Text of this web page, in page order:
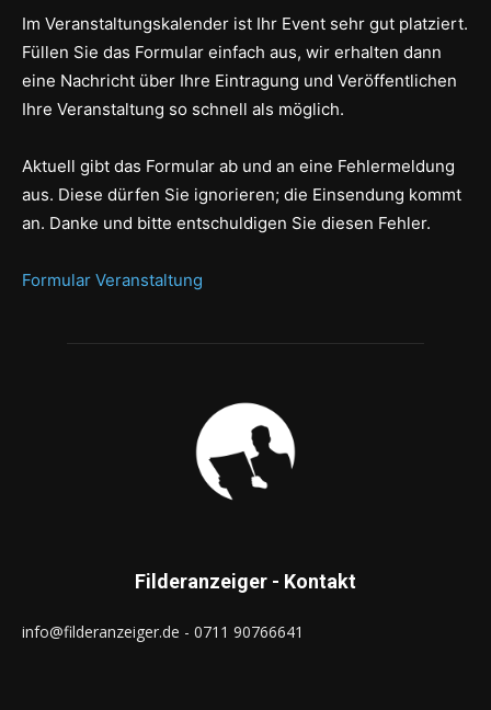
Im Veranstaltungskalender ist Ihr Event sehr gut platziert.
Füllen Sie das Formular einfach aus, wir erhalten dann
eine Nachricht über Ihre Eintragung und Veröffentlichen
Ihre Veranstaltung so schnell als möglich.
Aktuell gibt das Formular ab und an eine Fehlermeldung
aus. Diese dürfen Sie ignorieren; die Einsendung kommt
an. Danke und bitte entschuldigen Sie diesen Fehler.
Formular Veranstaltung
Filderanzeiger - Kontakt
info@filderanzeiger.de - 0711 90766641